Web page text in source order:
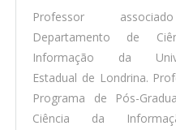
Professor
Departamento de
Informação da
Estadual de Londrina.
Programa de Pós-
Ciência da